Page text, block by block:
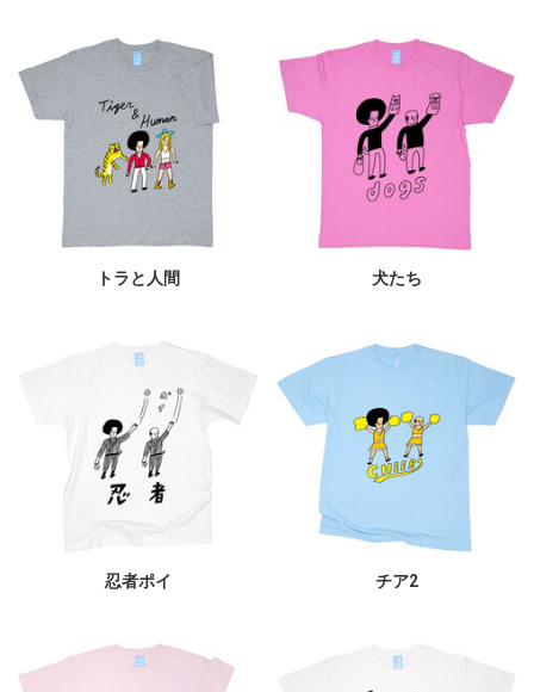
トラと人間 犬たち
忍者ポイ チア2